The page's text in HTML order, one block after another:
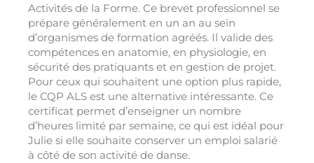
Activités de la Forme. Ce brevet professionnel se
prépare généralement en un an au sein
d’organismes de formation agréés. Il valide des
compétences en anatomie, en physiologie, en
sécurité des pratiquants et en gestion de projet.
Pour ceux qui souhaitent une option plus rapide,
le CQP ALS est une alternative intéressante. Ce
certificat permet d’enseigner un nombre
d’heures limité par semaine, ce qui est idéal pour
Julie si elle souhaite conserver un emploi salarié
à côté de son activité de danse.